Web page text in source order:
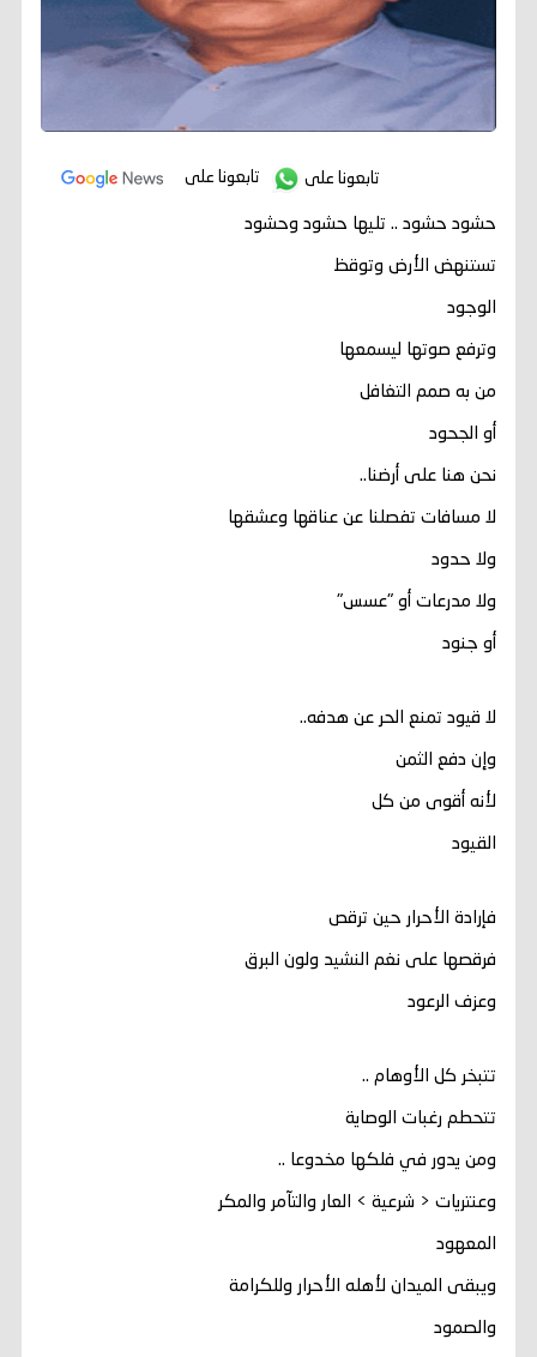
تابعونا على تابعونا على
حشود حشود .. تليها حشود وحشود
تستنهض الأرض وتوقظ
الوجود
وترفع صوتها ليسمعها
من به صمم التغافل
أو الجحود
نحن هنا على أرضنا..
لا مسافات تفصلنا عن عناقها وعشقها
ولا حدود
ولا مدرعات أو "عسس"
أو جنود
لا قيود تمنع الحر عن هدفه..
وإن دفع الثمن
لأنه أقوى من كل
القيود
فإرادة الأحرار حين ترقص
فرقصها على نغم النشيد ولون البرق
وعزف الرعود
تتبخر كل الأوهام ..
تتحطم رغبات الوصاية
ومن يدور في فلكها مخدوعا ..
وعنتريات < شرعية > العار والتآمر والمكر
المعهود
ويبقى الميدان لأهله الأحرار وللكرامة
والصمود